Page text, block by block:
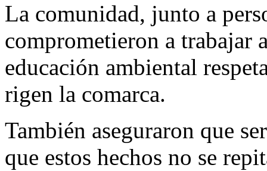
La comunidad, junto a
comprometieron a trabajar
educación ambiental
rigen la comarca.
También aseguraron que
que estos hechos no se